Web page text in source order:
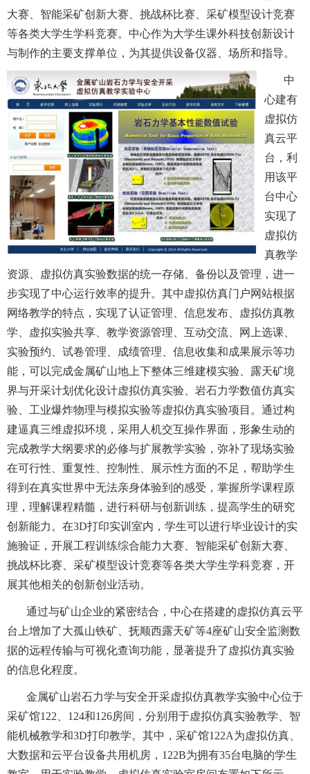
大赛、智能采矿创新大赛、挑战杯比赛、采矿模型设计竞赛
等各类大学生学科竞赛。中心作为大学生课外科技创新设计
与制作的主要支撑单位，为其提供设备仪器、场所和指导。
中
心建有
虚拟仿
真云平
台，利
用该平
台中心
实现了
虚拟仿
真教学
资源、虚拟仿真实验数据的统一存储、备份以及管理，进一
步实现了中心运行效率的提升。其中虚拟仿真门户网站根据
网络教学的特点，实现了认证管理、信息发布、虚拟仿真教
学、虚拟实验共享、教学资源管理、互动交流、网上选课、
实验预约、试卷管理、成绩管理、信息收集和成果展示等功
能，可以完成金属矿山地上下整体三维建模实验、露天矿境
界与开采计划优化设计虚拟仿真实验、岩石力学数值仿真实
验、工业爆炸物理与模拟实验等虚拟仿真实验项目。通过构
建逼真三维虚拟环境，采用人机交互操作界面，形象生动的
完成教学大纲要求的必修与扩展教学实验，弥补了现场实验
在可行性、重复性、控制性、展示性方面的不足，帮助学生
得到在真实世界中无法亲身体验到的感受，掌握所学课程原
理，理解课程精髓，进行科研与创新训练 ，提高学生的研究
创新能力。 在3D打印实训室内，学生可以进行毕业设计的实
施验证，开展工程训练综合能力大赛、智能采矿创新大赛、
挑战杯比赛、采矿模型设计竞赛等各类大学生学科竞赛，开
展其他相关的创新创业活动。
通过与矿山企业的紧密结合，中心在搭建的虚拟仿真云平
台上增加了大孤山铁矿、抚顺西露天矿等4座矿山安全监测数
据的远程传输与可视化查询功能，显著提升了虚拟仿真实验
的信息化程度。
金属矿山岩石力学与安全开采虚拟仿真教学实验中心位于
采矿馆122、124和126房间，分别用于虚拟仿真实验教学、 智
能机械教学和3D打印教学。其中，采矿馆122A为虚拟仿真、
大数据和云平台设备共用机房，122B为拥有35台电脑的学生